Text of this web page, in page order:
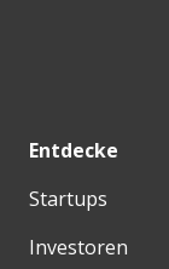
Entdecke
Startups
Investoren